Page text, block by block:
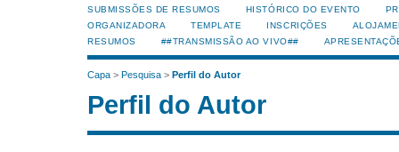
SUBMISSÕES DE RESUMOS
HISTÓRICO DO EVENTO
ORGANIZADORA
TEMPLATE INSCRIÇÕES
RESUMOS
##TRANSMISSÃO AO VIVO##
Capa > Pesquisa > Perfil do Autor
Perfil do Autor